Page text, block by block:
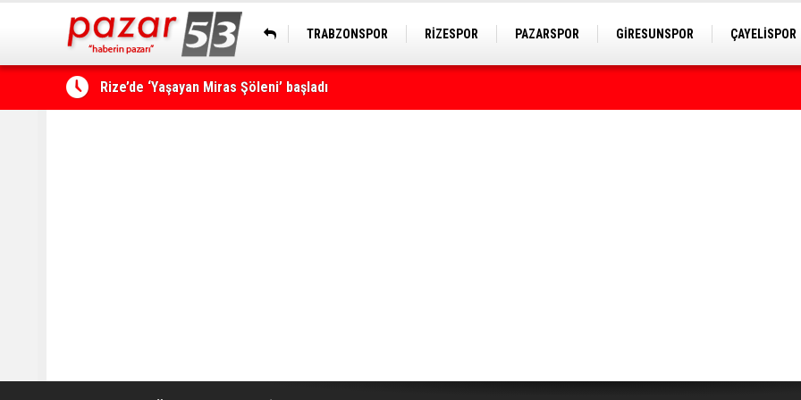
TRABZONSPOR RİZESPOR PAZARSPOR GİRESUNSPOR ÇAYELİSPOR
Çamlıhemşin'de kayıp vatandaş 600 metrelik uçurumda bulundu